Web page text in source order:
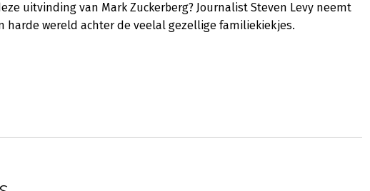
uitvinding van Mark Zuckerberg? Journalist Steven Levy neemt
harde wereld achter de veelal gezellige familiekiekjes.